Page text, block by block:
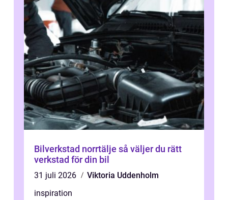
Bilverkstad norrtälje så väljer du rätt
verkstad för din bil
31 juli 2026
Viktoria Uddenholm
inspiration